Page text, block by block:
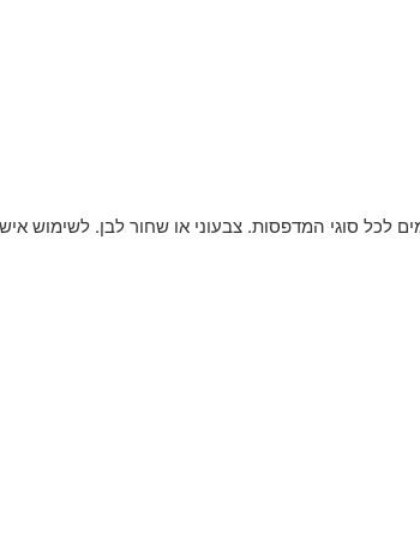
לכל סוגי המדפסות. צבעוני או שחור לבן. לשימוש